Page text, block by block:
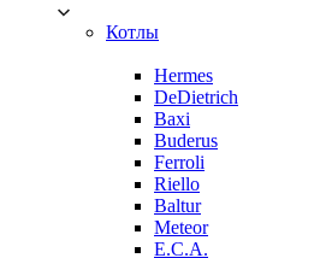
Котлы
Hermes
DeDietrich
Baxi
Buderus
Ferroli
Riello
Baltur
Meteor
E.C.A.